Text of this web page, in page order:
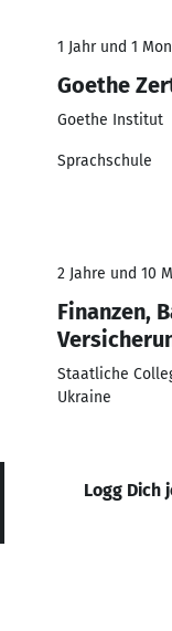
1 Jahr und 1
Goethe
Goethe Institut
Sprachschule
2 Jahre und 10
Finanzen,
Staatliche
Ukraine
Logg Dich